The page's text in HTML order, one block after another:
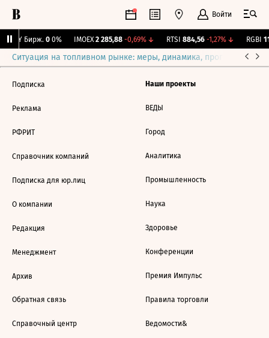
Войти
CNY Бирж. 0 0% IMOEX 2 285,88 -0,69%↓ RTSI 884,56 -1,27%↓ RGBI
Ситуация на топливном рынке: меры, динамика, прогнозы
Подписка
Реклама
РФРИТ
Справочник компаний
Подписка для юр.лиц
О компании
Редакция
Менеджмент
Архив
Обратная связь
Справочный центр
Наши проекты
ВЕДЫ
Город
Аналитика
Промышленность
Наука
Здоровье
Конференции
Премия Импульс
Правила торговли
Ведомости&